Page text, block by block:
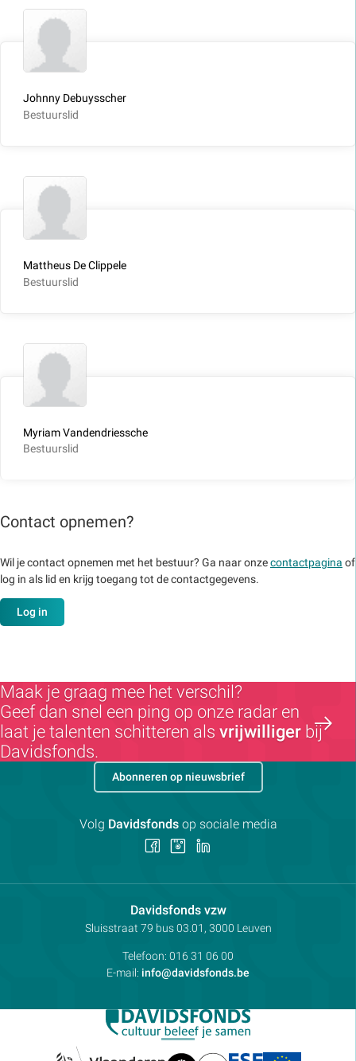
Johnny Debuysscher
Bestuurslid
Mattheus De Clippele
Bestuurslid
Myriam Vandendriessche
Bestuurslid
Contact opnemen?
Wil je contact opnemen met het bestuur? Ga naar onzecontactpagina of
log in als lid en krijg toegang tot de contactgegevens.
Log in
Maak je graag mee het verschil?
Geef dan snel een ping op onze radar en
laat je talenten schitteren als vrijwilliger bij
Davidsfonds.
Davidsfonds vzwContactpersoon:
Adres:
Sluisstraat 79 bus 03.01, 3000 Leuven
Telefoon: 016 31 06 00
E-mail: info@davidsfonds.be
Abonneren op nieuwsbrief
Volg Davidsfondsop sociale media
Volg Volg